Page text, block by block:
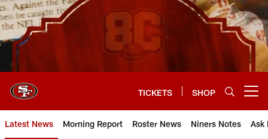
Skip
to
main
content
TICKETS SHOP
Latest News Morning Report Roster News Niners Notes Ask